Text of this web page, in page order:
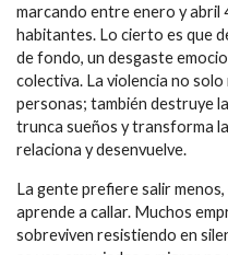
marcando entre enero y abril
habitantes. Lo cierto es que
de fondo, un desgaste
colectiva. La violencia no
personas; también destruye
trunca sueños y transforma
relaciona y desenvuelve.
La gente prefiere salir
aprende a callar. Muchos
sobreviven resistiendo en